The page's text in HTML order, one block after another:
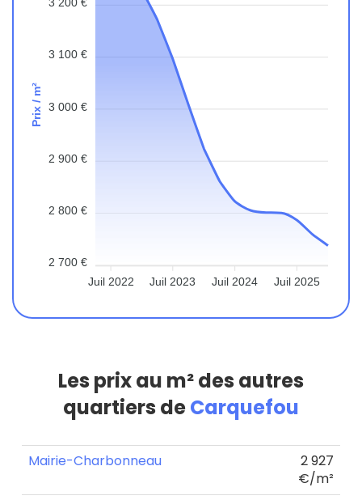
3 100 €
3 000 €
2 900 €
2 800 €
2 700 €
Prix / m²
Juil 2022 Juil 2023 Juil 2024 Juil 2025
Les prix au m² des autres
quartiers deCarquefou
Mairie-Charbonneau
2 927
€/m²